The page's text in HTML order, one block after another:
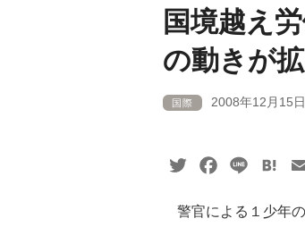
国境越え
の動きが
国際 2008年12月15日
TwitterFacebook
Line
警官による１少年